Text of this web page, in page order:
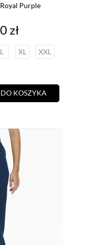
Purple
zł
L XL XXL
KOSZYKA